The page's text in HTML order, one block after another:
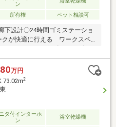
ン
所有権 ペット相談可
下設計〇24時間ゴミステーショ
クが快適に行える ワークスペ
の 天井高は約2，600mmを確
も安心の床暖房付き○浴室には窓
しやすい構造です。○キッチ
き〇お料理後に便利な食洗機付
則あり)
万円
73.02m2
タ付インターホ
ン
浴室乾燥機